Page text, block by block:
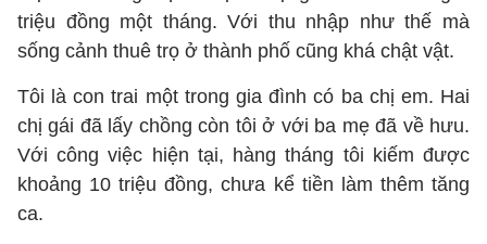
triệu đồng một tháng. Với thu nhập như thế mà
sống cảnh thuê trọ ở thành phố cũng khá chật vật.
Tôi là con trai một trong gia đình có ba chị em. Hai
chị gái đã lấy chồng còn tôi ở với ba mẹ đã về hưu.
Với công việc hiện tại, hàng tháng tôi kiếm được
khoảng 10 triệu đồng, chưa kể tiền làm thêm tăng
ca.